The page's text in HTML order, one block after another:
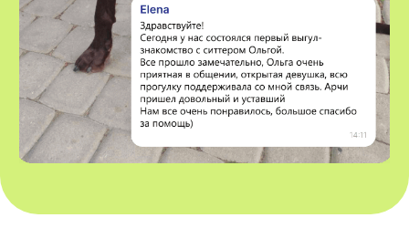
АО "ПЭТТЕХ СОЛЮШЕНС"
ИНН: 7814829167
ОГРН: 1237800119710
КПП: 781401001
Няни для собак
Передержка кошек
Няня для кошки
Все услуги
Как все работает?
Отзывы
Блог
Заказать услугу
*Instagram — проект Meta Platforms Inc., деятельность
которой признана экстремистской организацией и
Политика конфиденциальности